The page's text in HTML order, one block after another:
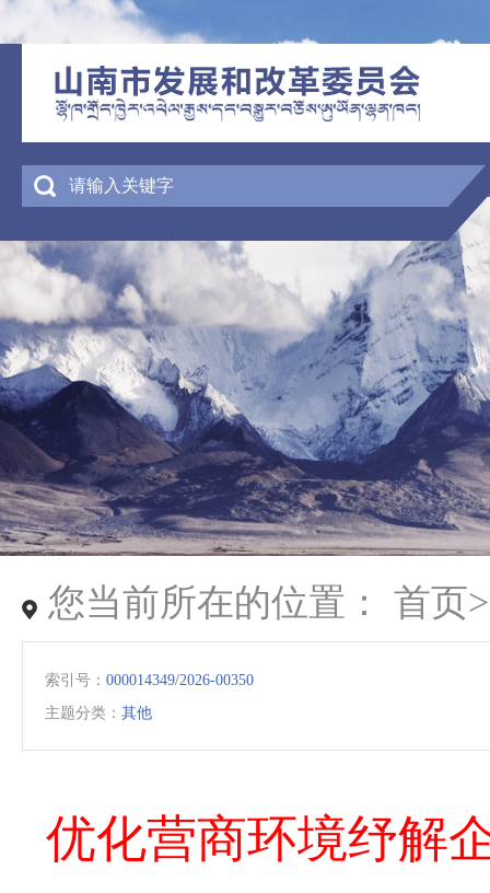
您当前所在的位置： 首页
索引号： 000014349/2026-00350
主题分类： 其他
优化营商环境纾解